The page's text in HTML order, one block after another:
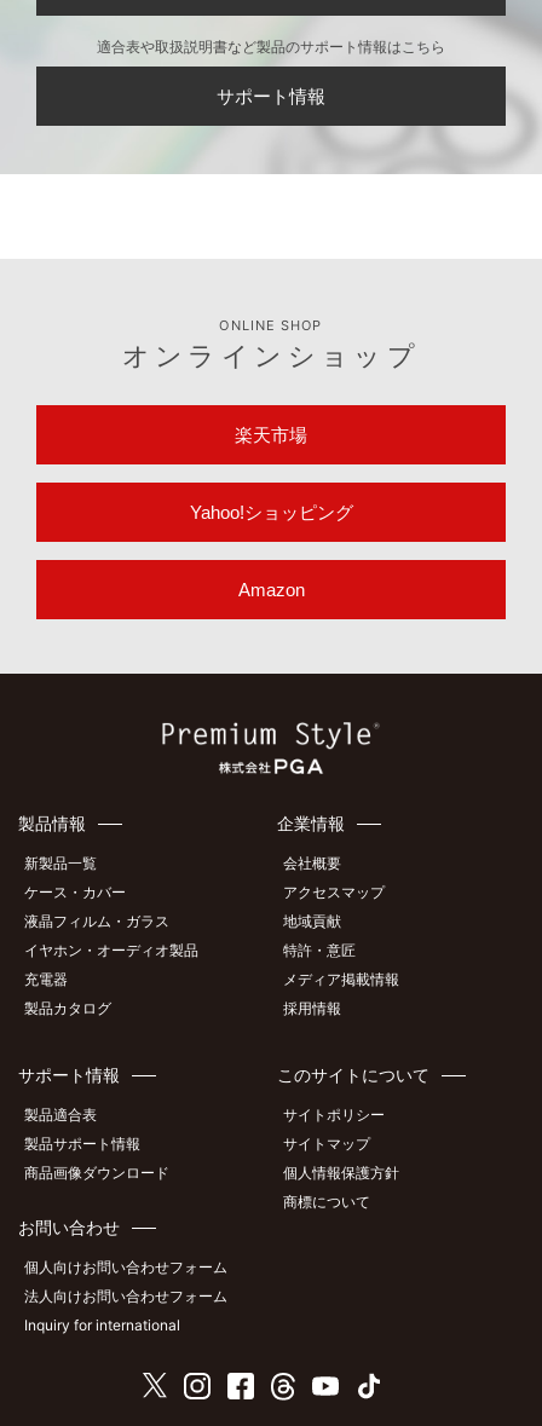
適合表や取扱説明書など製品のサポート情報はこちら
サポート情報
ONLINE SHOP
オンラインショップ
楽天市場
Yahoo!ショッピング
Amazon
製品情報
新製品一覧
ケース・カバー
液晶フィルム・ガラス
イヤホン・オーディオ製品
充電器
製品カタログ
企業情報
会社概要
アクセスマップ
地域貢献
特許・意匠
メディア掲載情報
採用情報
サポート情報
製品適合表
製品サポート情報
商品画像ダウンロード
お問い合わせ
個人向けお問い合わせフォーム
法人向けお問い合わせフォーム
Inquiry for international
このサイトについて
サイトポリシー
サイトマップ
個人情報保護方針
商標について